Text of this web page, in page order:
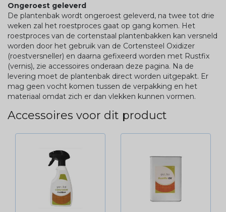
Ongeroest geleverd
De plantenbak wordt ongeroest geleverd, na twee tot drie
weken zal het roestproces gaat op gang komen. Het
roestproces van de cortenstaal plantenbakken kan versneld
worden door het gebruik van de Cortensteel Oxidizer
(roestversneller) en daarna gefixeerd worden met Rustfix
(vernis), zie accessoires onderaan deze pagina. Na de
levering moet de plantenbak direct worden uitgepakt. Er
mag geen vocht komen tussen de verpakking en het
materiaal omdat zich er dan vlekken kunnen vormen.
Accessoires voor dit product